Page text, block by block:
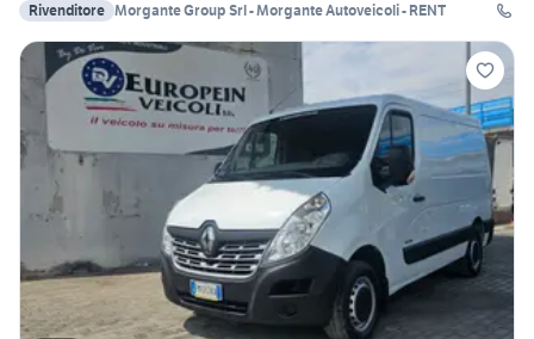
Rivenditore Morgante Group Srl - Morgante Autoveicoli - RENT